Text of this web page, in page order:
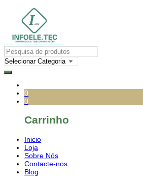
0
0
Carrinho
Inicio
Loja
Sobre Nós
Contacte-nos
Blog